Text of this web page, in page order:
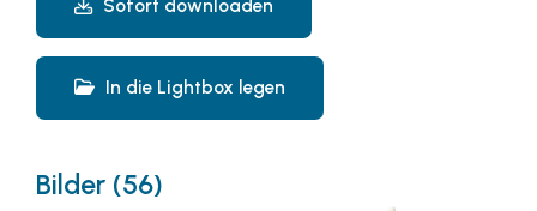
Sofort downloaden
In die Lightbox legen
Bilder (56)